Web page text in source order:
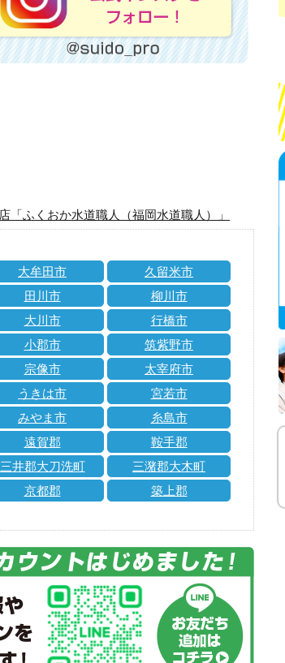
ふくおか水道職人（福岡水道職人）」
大牟田市
久留米市
田川市
柳川市
大川市
行橋市
小郡市
筑紫野市
宗像市
太宰府市
うきは市
宮若市
みやま市
糸島市
遠賀郡
鞍手郡
三井郡大刀洗町
三潴郡大木町
京都郡
築上郡